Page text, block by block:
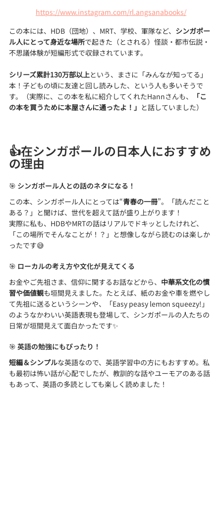
https://www.instagram.com/rl.angsanabooks/
この本には、HDB（団地）、MRT、学校、軍隊など、 シンガポー
ル人にとって身近な場所で起きた（とされる）怪談・都市伝説・
不思議体験が短編形式で収録されています。
シリーズ累計130万部以上という、まさに「みんなが知ってる」
本！子どもの頃に友達と回し読みした、という人も多いそうで
す。（実際に、この本を私に紹介してくれたHannさんも、
「こ
の本を買うために本屋さんに通ったよ！」 と話していました）
👍在シンガポールの日本人におすすめ
の理由
🎯 シンガポール人との話のネタになる！
この本、シンガポール人にとっては“青春の一冊”。「読んだこと
ある？」と聞けば、世代を超えて話が盛り上がります！
実際に私も、HDBやMRTの話はリアルでドキッとしたけれど、
「この場所でそんなことが！？」と想像しながら読むのは楽しか
ったです😅
🎯 ローカルの考え方や文化が見えてくる
お金やご先祖さま、信仰に関するお話などから、 中華系文化の慣
習や価値観も垣間見えました。たとえば、紙のお金や車を燃やし
て先祖に送るというシーンや、「Easy peasy lemon squeezy!」
のようなかわいい英語表現も登場して、シンガポールの人たちの
日常が垣間見えて面白かったです✨
🎯 英語の勉強にもぴったり！
短編＆シンプルな英語なので、英語学習中の方にもおすすめ。私
も最初は怖い話が心配でしたが、教訓的な話やユーモアのある話
もあって、英語の多読としても楽しく読めました！